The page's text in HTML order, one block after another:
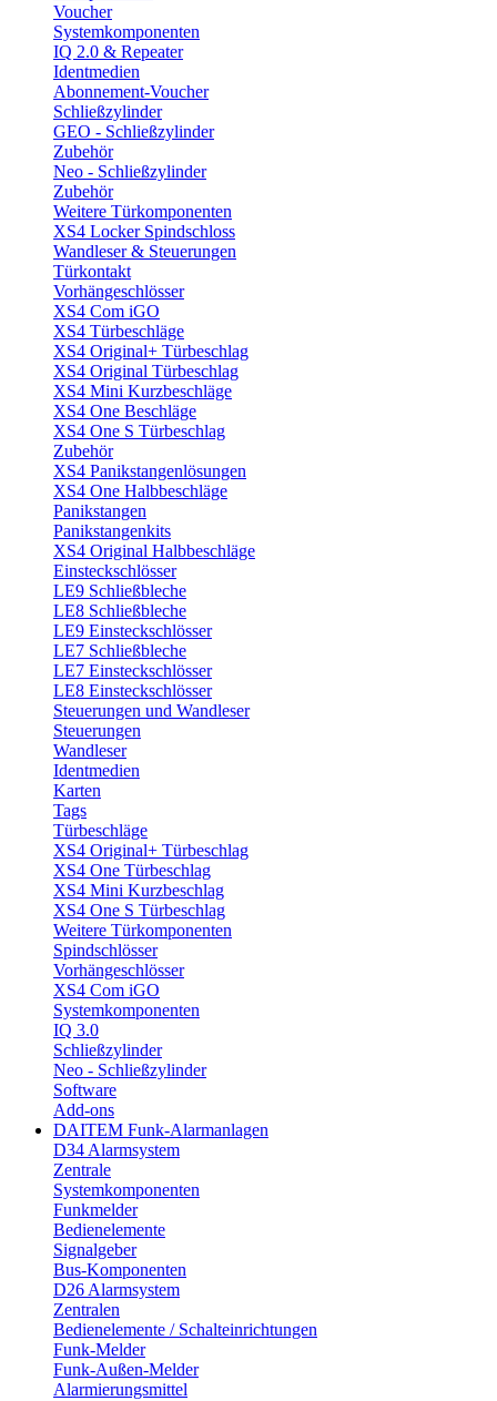
Voucher
Systemkomponenten
IQ 2.0 & Repeater
Identmedien
Abonnement-Voucher
Schließzylinder
GEO - Schließzylinder
Zubehör
Neo - Schließzylinder
Zubehör
Weitere Türkomponenten
XS4 Locker Spindschloss
Wandleser & Steuerungen
Türkontakt
Vorhängeschlösser
XS4 Com iGO
XS4 Türbeschläge
XS4 Original+ Türbeschlag
XS4 Original Türbeschlag
XS4 Mini Kurzbeschläge
XS4 One Beschläge
XS4 One S Türbeschlag
Zubehör
XS4 Panikstangenlösungen
XS4 One Halbbeschläge
Panikstangen
Panikstangenkits
XS4 Original Halbbeschläge
Einsteckschlösser
LE9 Schließbleche
LE8 Schließbleche
LE9 Einsteckschlösser
LE7 Schließbleche
LE7 Einsteckschlösser
LE8 Einsteckschlösser
Steuerungen und Wandleser
Steuerungen
Wandleser
Identmedien
Karten
Tags
Türbeschläge
XS4 Original+ Türbeschlag
XS4 One Türbeschlag
XS4 Mini Kurzbeschlag
XS4 One S Türbeschlag
Weitere Türkomponenten
Spindschlösser
Vorhängeschlösser
XS4 Com iGO
Systemkomponenten
IQ 3.0
Schließzylinder
Neo - Schließzylinder
Software
Add-ons
DAITEM Funk-Alarmanlagen
D34 Alarmsystem
Zentrale
Systemkomponenten
Funkmelder
Bedienelemente
Signalgeber
Bus-Komponenten
D26 Alarmsystem
Zentralen
Bedienelemente / Schalteinrichtungen
Funk-Melder
Funk-Außen-Melder
Alarmierungsmittel